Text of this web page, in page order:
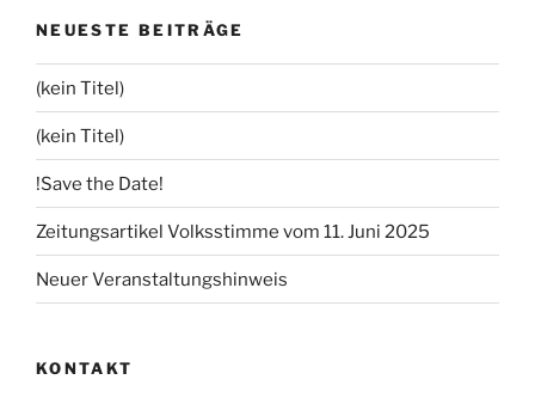
NEUESTE BEITRÄGE
(kein Titel)
(kein Titel)
!Save the Date!
Zeitungsartikel Volksstimme vom 11. Juni 2025
Neuer Veranstaltungshinweis
KONTAKT